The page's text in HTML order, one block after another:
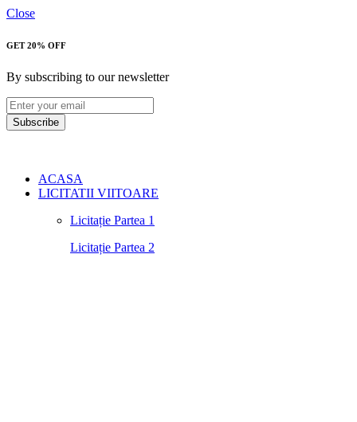
Close
GET 20% OFF
By subscribing to our newsletter
Subscribe
ACASA
LICITATII VIITOARE
Licitație Partea 1
Licitație Partea 2